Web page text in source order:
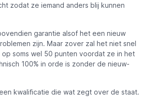
zodat ze iemand anders blij kunnen
garantie alsof het een nieuw
zijn. Maar zover zal het niet snel
soms wel 50 punten voordat ze in het
100% in orde is zonder de nieuw-
kwalificatie die wat zegt over de staat.